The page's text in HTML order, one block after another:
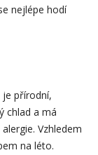
nejlépe hodí
je přírodní,
chlad a má
Vzhledem
na léto.